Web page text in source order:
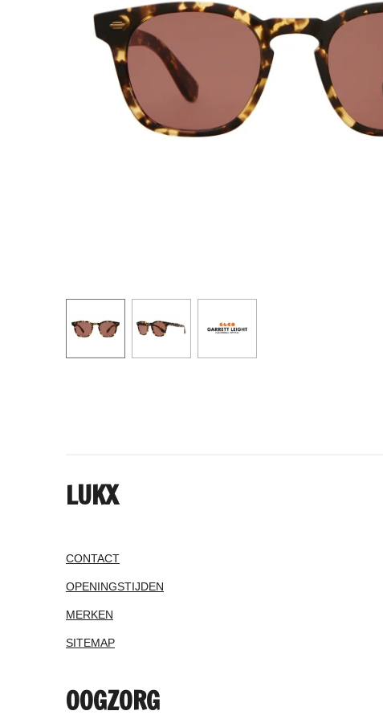
LUKX
CONTACT
OPENINGSTIJDEN
MERKEN
SITEMAP
OOGZORG